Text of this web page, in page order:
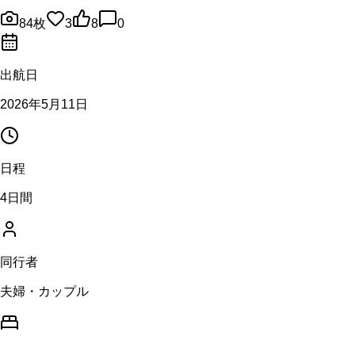
84枚 3 8 0
出航日
2026年5月11日
日程
4日間
同行者
夫婦・カップル